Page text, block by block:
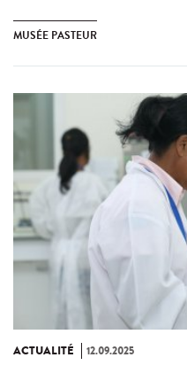
MUSÉE PASTEUR
ACTUALITÉ 12.09.2025